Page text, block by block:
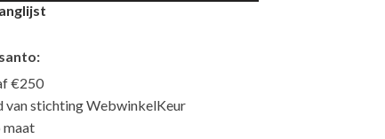
€250
van stichting WebwinkelKeur
maat